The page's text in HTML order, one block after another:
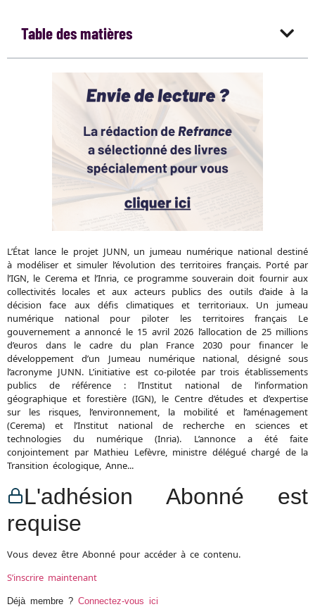
Table des matières
L’État lance le projet JUNN, un jumeau numérique national destiné
à modéliser et simuler l’évolution des territoires français. Porté par
l’IGN, le Cerema et l’Inria, ce programme souverain doit fournir aux
collectivités locales et aux acteurs publics des outils d’aide à la
décision face aux défis climatiques et territoriaux. Un jumeau
numérique national pour piloter les territoires français Le
gouvernement a annoncé le 15 avril 2026 l’allocation de 25 millions
d’euros dans le cadre du plan France 2030 pour financer le
développement d’un Jumeau numérique national, désigné sous
l’acronyme JUNN. L’initiative est co-pilotée par trois établissements
publics de référence : l’Institut national de l’information
géographique et forestière (IGN), le Centre d’études et d’expertise
sur les risques, l’environnement, la mobilité et l’aménagement
(Cerema) et l’Institut national de recherche en sciences et
technologies du numérique (Inria). L’annonce a été faite
conjointement par Mathieu Lefèvre, ministre délégué chargé de la
Transition écologique, Anne...
L'adhésion Abonné est
requise
Vous devez être Abonné pour accéder à ce contenu.
S’inscrire maintenant
Déjà membre ? Connectez-vous ici